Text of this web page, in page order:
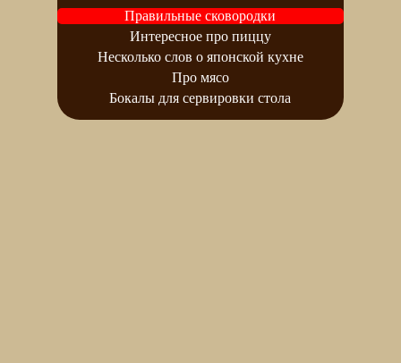
Правильные сковородки
Интересное про пиццу
Несколько слов о японской кухне
Про мясо
Бокалы для сервировки стола